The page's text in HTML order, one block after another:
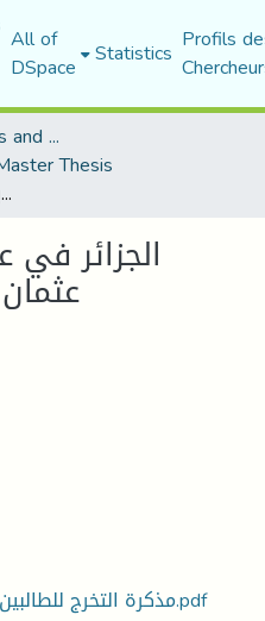
All of
DSpace Statistics Profils
Faculty of Humanities and Social Sciences
Thesis
الجزائر في عهد الداي محمد بن عثمان باشا 1766_1791م
الجزائر
عثمان باشا
مذكرة التخرج للطالبين العيفة عادل وبركات علاء الدين.pdf